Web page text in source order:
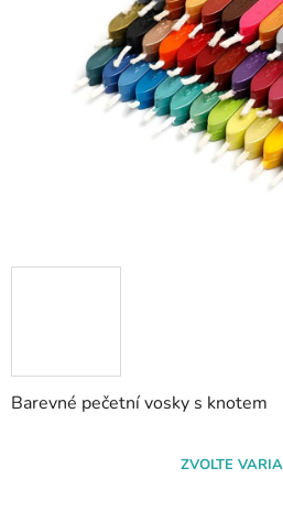
Barevné pečetní vosky s knotem
ZVOLTE